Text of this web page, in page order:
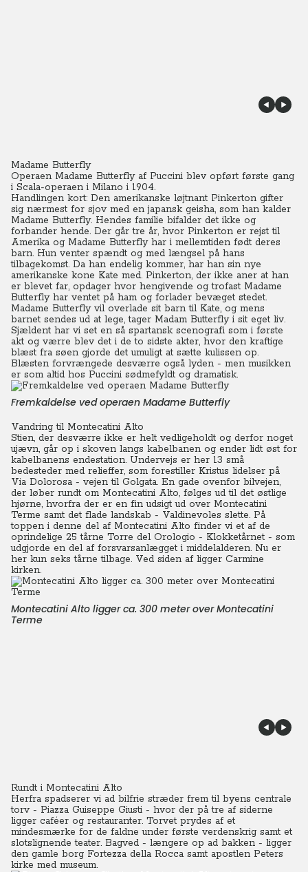
Madame Butterfly
Operaen Madame Butterfly af Puccini blev opført første gang
i Scala-operaen i Milano i 1904.
Handlingen kort: Den amerikanske løjtnant Pinkerton gifter
sig nærmest for sjov med en japansk geisha, som han kalder
Madame Butterfly. Hendes familie bifalder det ikke og
forbander hende. Der går tre år, hvor Pinkerton er rejst til
Amerika og Madame Butterfly har i mellemtiden født deres
barn. Hun venter spændt og med længsel på hans
tilbagekomst. Da han endelig kommer, har han sin nye
amerikanske kone Kate med. Pinkerton, der ikke aner at han
er blevet far, opdager hvor hengivende og trofast Madame
Butterfly har ventet på ham og forlader bevæget stedet.
Madame Butterfly vil overlade sit barn til Kate, og mens
barnet sendes ud at lege, tager Madam Butterfly i sit eget liv.
Sjældent har vi set en så spartansk scenografi som i første
akt og værre blev det i de to sidste akter, hvor den kraftige
blæst fra søen gjorde det umuligt at sætte kulissen op.
Blæsten forvrængede desværre også lyden - men musikken
er som altid hos Puccini sødmefyldt og dramatisk.
Fremkaldelse ved operaen Madame Butterfly
Vandring til Montecatini Alto
Stien, der desværre ikke er helt vedligeholdt og derfor noget
ujævn, går op i skoven langs kabelbanen og ender lidt øst for
kabelbanens endestation. Undervejs er her 13 små
bedesteder med relieffer, som forestiller Kristus lidelser på
Via Dolorosa - vejen til Golgata. En gade ovenfor bilvejen,
der løber rundt om Montecatini Alto, følges ud til det østlige
hjørne, hvorfra der er en fin udsigt ud over Montecatini
Terme samt det flade landskab - Valdinevoles slette. På
toppen i denne del af Montecatini Alto finder vi et af de
oprindelige 25 tårne Torre del Orologio - Klokketårnet - som
udgjorde en del af forsvarsanlægget i middelalderen. Nu er
her kun seks tårne tilbage. Ved siden af ligger Carmine
kirken.
Montecatini Alto ligger ca. 300 meter over Montecatini
Terme
Rundt i Montecatini Alto
Herfra spadserer vi ad bilfrie stræder frem til byens centrale
torv - Piazza Guiseppe Giusti - hvor der på tre af siderne
ligger caféer og restauranter. Torvet prydes af et
mindesmærke for de faldne under første verdenskrig samt et
slotslignende teater. Bagved - længere op ad bakken - ligger
den gamle borg Fortezza della Rocca samt apostlen Peters
kirke med museum.